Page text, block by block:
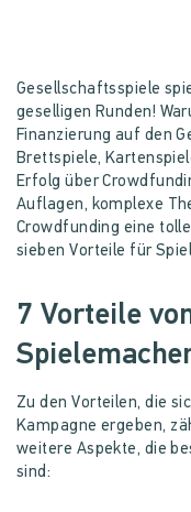
Gesellschaftsspiele
geselligen Runden!
Finanzierung auf den
Brettspiele,
Erfolg über
Auflagen, komplexe
Crowdfunding eine
sieben Vorteile für
7 Vorteile
Zu den Vorteilen, die
Kampagne ergeben,
weitere Aspekte, die
sind: